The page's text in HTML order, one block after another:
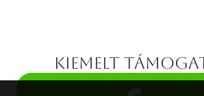
Kiemelt